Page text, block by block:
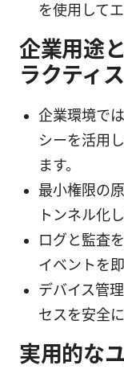
を使用して
企業用途
ラクティス
企業環境で
シーを活用
ます。
最小権限の
トンネル化し
ログと監査
イベントを
デバイス管
セスを安全
実用的な